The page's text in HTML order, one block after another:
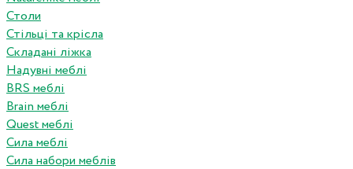
Столи
Стільці та крісла
Складані ліжка
Надувні меблі
BRS меблі
Brain меблі
Quest меблі
Сила меблі
Сила набори меблів